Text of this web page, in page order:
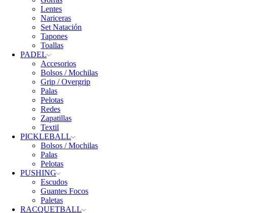
Lentes
Nariceras
Set Natación
Tapones
Toallas
PADEL
Accesorios
Bolsos / Mochilas
Grip / Overgrip
Palas
Pelotas
Redes
Zapatillas
Textil
PICKLEBALL
Bolsos / Mochilas
Palas
Pelotas
PUSHING
Escudos
Guantes Focos
Paletas
RACQUETBALL